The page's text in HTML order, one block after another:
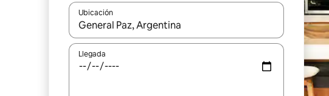
Ubicación
Cuando los resultados estén disponibles, navega con las
Llegada